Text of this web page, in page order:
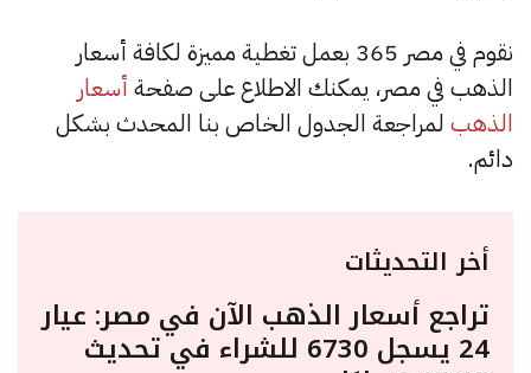
نقوم في مصر 365 بعمل تغطية مميزة لكافة أسعار
الذهب في مصر، يمكنك الاطلاع على صفحة أسعار
الذهب لمراجعة الجدول الخاص بنا المحدث بشكل
دائم.
أخر التحديثات
تراجع أسعار الذهب الآن في مصر: عيار
24 يسجل 6730 للشراء في تحديث